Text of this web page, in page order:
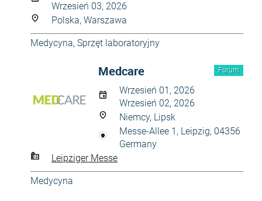
Wrzesień 03, 2026
Polska, Warszawa
Medycyna, Sprzęt laboratoryjny
Forum
Medcare
Wrzesień 01, 2026
Wrzesień 02, 2026
Niemcy, Lipsk
Messe-Allee 1, Leipzig, 04356
Germany
Leipziger Messe
Medycyna